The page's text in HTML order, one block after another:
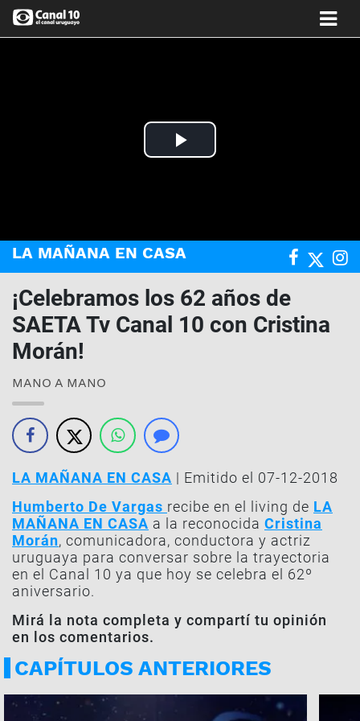
Play
LA MAÑANA EN CASA
¡Celebramos los 62 años de
SAETA Tv Canal 10 con Cristina
Morán!
MANO A MANO
LA MAÑANA EN CASA | Emitido el 07-12-2018
Humberto De Vargas recibe en el living de LA
MAÑANA EN CASA a la reconocida Cristina
Morán, comunicadora, conductora y actriz
uruguaya para conversar sobre la trayectoria
en el Canal 10 ya que hoy se celebra el 62º
aniversario.
Mirá la nota completa y compartí tu opinión
en los comentarios.
CAPÍTULOS ANTERIORES